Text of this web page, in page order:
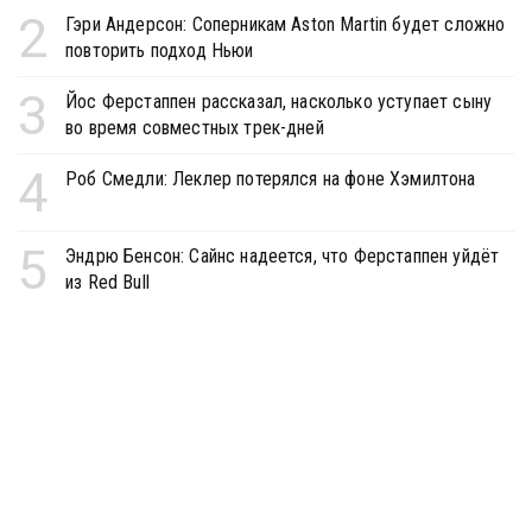
2
Гэри Андерсон: Соперникам Aston Martin будет сложно
повторить подход Ньюи
3
Йос Ферстаппен рассказал, насколько уступает сыну
во время совместных трек-дней
4 Роб Смедли: Леклер потерялся на фоне Хэмилтона
5
Эндрю Бенсон: Сайнс надеется, что Ферстаппен уйдёт
из Red Bull